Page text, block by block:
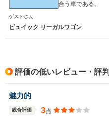
合う車である。
ゲストさん
ビュイック リーガルワゴン
評価の低いレビュー・評判
魅力的
総合評価 3点